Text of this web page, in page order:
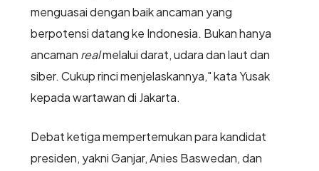
menguasai dengan baik ancaman yang
berpotensi datang ke Indonesia. Bukan hanya
ancaman realmelalui darat, udara dan laut dan
siber. Cukup rinci menjelaskannya," kata Yusak
kepada wartawan di Jakarta.
Debat ketiga mempertemukan para kandidat
presiden, yakni Ganjar, Anies Baswedan, dan